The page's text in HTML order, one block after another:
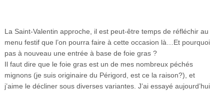
La Saint-Valentin approche, il est peut-être temps de réfléchir au
menu festif que l’on pourra faire à cette occasion là…Et pourquoi
pas à nouveau une entrée à base de foie gras ?
Il faut dire que le foie gras est un de mes nombreux péchés
mignons (je suis originaire du Périgord, est ce la raison?), et
j’aime le décliner sous diverses variantes. J’ai essayé aujourd’hui